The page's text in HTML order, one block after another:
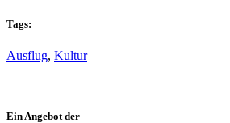
Tags:
Ausflug, Kultur
Ein Angebot der